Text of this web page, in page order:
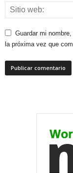
Guardar mi
la próxima vez que